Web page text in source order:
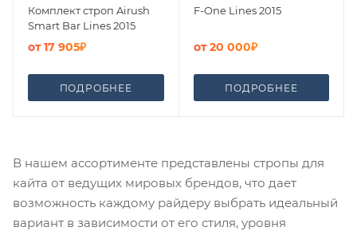
Комплект строп Airush
Smart Bar Lines 2015
от17 905₽
ПОДРОБНЕЕ
F-One Lines 2015
от20 000₽
ПОДРОБНЕЕ
В нашем ассортименте представлены стропы для
кайта от ведущих мировых брендов, что дает
возможность каждому райдеру выбрать идеальный
вариант в зависимости от его стиля, уровня